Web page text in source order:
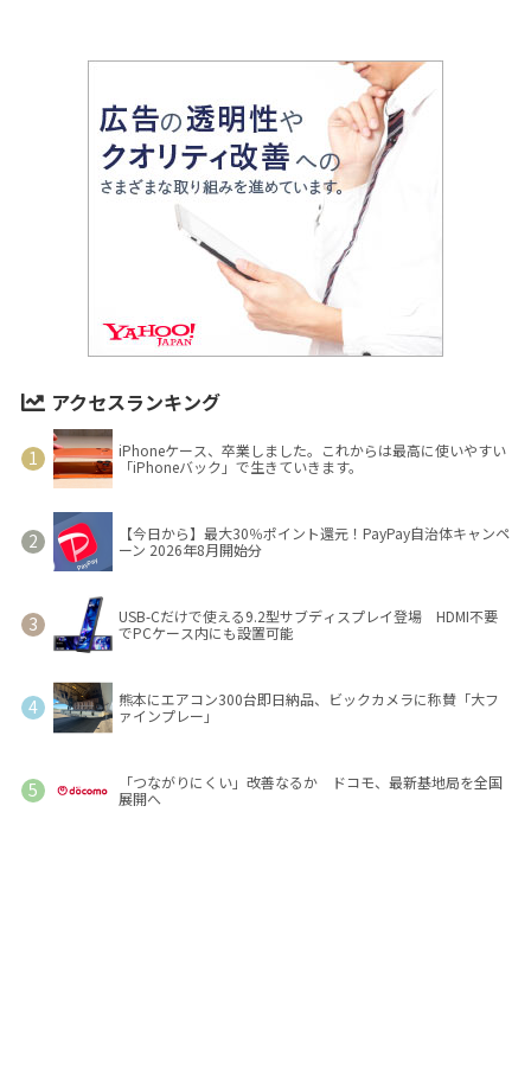
アクセスランキング
iPhoneケース、卒業しました。これからは最高に使いやすい
「iPhoneバック」で生きていきます。
【今日から】最大30％ポイント還元！PayPay自治体キャンペ
ーン 2026年8月開始分
USB-Cだけで使える9.2型サブディスプレイ登場 HDMI不要
でPCケース内にも設置可能
熊本にエアコン300台即日納品、ビックカメラに称賛「大フ
ァインプレー」
「つながりにくい」改善なるか ドコモ、最新基地局を全国
展開へ